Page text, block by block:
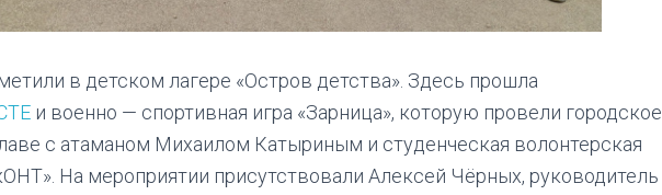
в детском лагере «Остров детства». Здесь прошла
и военно — спортивная игра «Зарница», которую провели городское
с атаманом Михаилом Катыриным и студенческая волонтерская
На мероприятии присутствовали Алексей Чёрных, руководитель